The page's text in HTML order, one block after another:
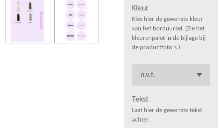
Kleur
Kies hier de gewenste kleur
van het borduursel. (Zie het
kleurenpalet in de bijlage bij
de productfoto`s.)
Tekst
Laat hier de gewenste tekst
achter.